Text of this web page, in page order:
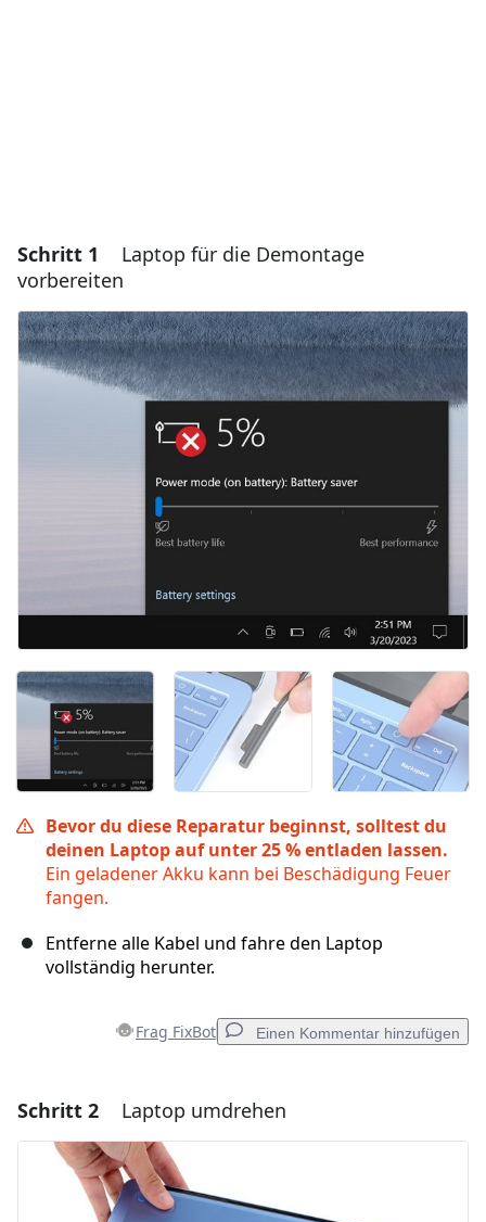
Schritt 1
Laptop für die Demontage
vorbereiten
Bevor du diese Reparatur beginnst, solltest du
deinen Laptop auf unter 25 % entladen lassen.
Ein geladener Akku kann bei Beschädigung Feuer
fangen.
Entferne alle Kabel und fahre den Laptop
vollständig herunter.
Frag FixBot Einen Kommentar hinzufügen
Einen Kommentar hinzufügen
Kommentar hinzufügen
Schritt 2 Laptop umdrehen